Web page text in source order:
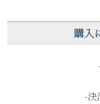
購入
-決